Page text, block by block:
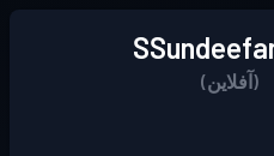
(آفلاین)